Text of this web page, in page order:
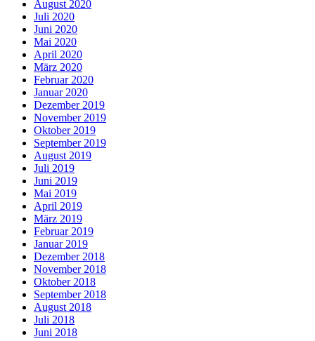
August 2020
Juli 2020
Juni 2020
Mai 2020
April 2020
März 2020
Februar 2020
Januar 2020
Dezember 2019
November 2019
Oktober 2019
September 2019
August 2019
Juli 2019
Juni 2019
Mai 2019
April 2019
März 2019
Februar 2019
Januar 2019
Dezember 2018
November 2018
Oktober 2018
September 2018
August 2018
Juli 2018
Juni 2018